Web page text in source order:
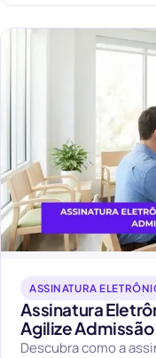
ASSINATURA
Assinatura
Agilize
Descubra como a